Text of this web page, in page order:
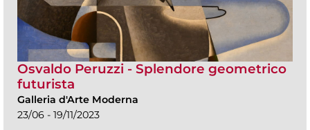
Osvaldo Peruzzi - Splendore geometrico
futurista
Galleria d'Arte Moderna
23/06 - 19/11/2023